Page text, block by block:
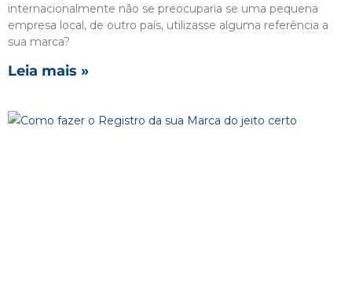
internacionalmente não se preocuparia se uma pequena
empresa local, de outro país, utilizasse alguma referência a
sua marca?
Leia mais »